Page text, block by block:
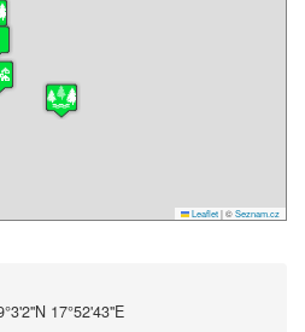
Leaflet|©Seznam.cz
17°52'43''E